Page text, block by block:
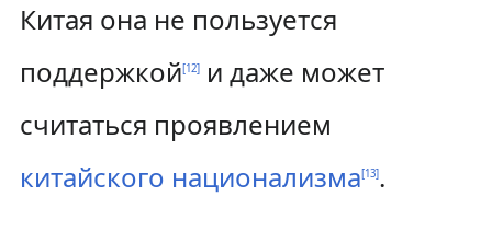
Китая она не пользуется
поддержкой[12]и даже может
считаться проявлением
китайского национализма[13].